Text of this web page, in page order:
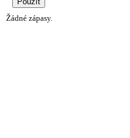
Žádné zápasy.